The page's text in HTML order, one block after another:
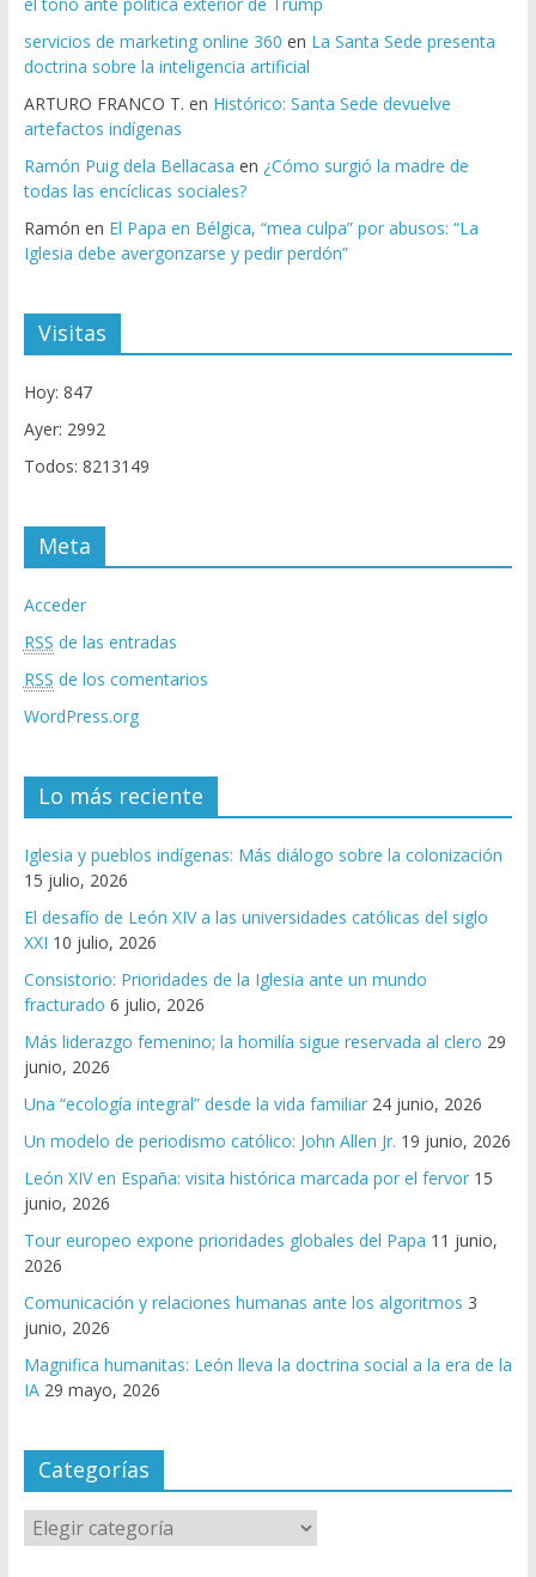
servicios de marketing online 360 en La Santa Sede presenta
doctrina sobre la inteligencia artificial
ARTURO FRANCO T. en Histórico: Santa Sede devuelve
artefactos indígenas
Ramón Puig dela Bellacasa en ¿Cómo surgió la madre de
todas las encíclicas sociales?
Ramón en El Papa en Bélgica, “mea culpa” por abusos: “La
Iglesia debe avergonzarse y pedir perdón”
Visitas
Hoy: 847
Ayer: 2992
Todos: 8213149
Meta
Acceder
RSS de las entradas
RSS de los comentarios
WordPress.org
Lo más reciente
Iglesia y pueblos indígenas: Más diálogo sobre la colonización
15 julio, 2026
El desafío de León XIV a las universidades católicas del siglo
XXI 10 julio, 2026
Consistorio: Prioridades de la Iglesia ante un mundo
fracturado 6 julio, 2026
Más liderazgo femenino; la homilía sigue reservada al clero 29
junio, 2026
Una “ecología integral” desde la vida familiar 24 junio, 2026
Un modelo de periodismo católico: John Allen Jr. 19 junio, 2026
León XIV en España: visita histórica marcada por el fervor 15
junio, 2026
Tour europeo expone prioridades globales del Papa 11 junio,
2026
Comunicación y relaciones humanas ante los algoritmos 3
junio, 2026
Magnifica humanitas: León lleva la doctrina social a la era de la
IA 29 mayo, 2026
Categorías